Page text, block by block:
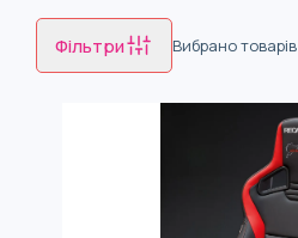
Фільтри Вибрано товарів